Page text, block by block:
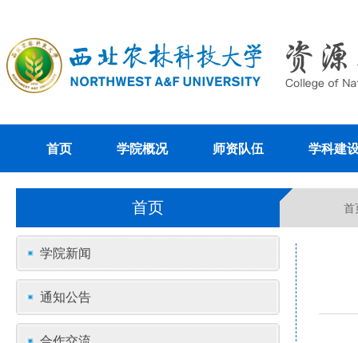
首页 学院概况 师资队伍 学科建
首页 首
学院新闻
通知公告